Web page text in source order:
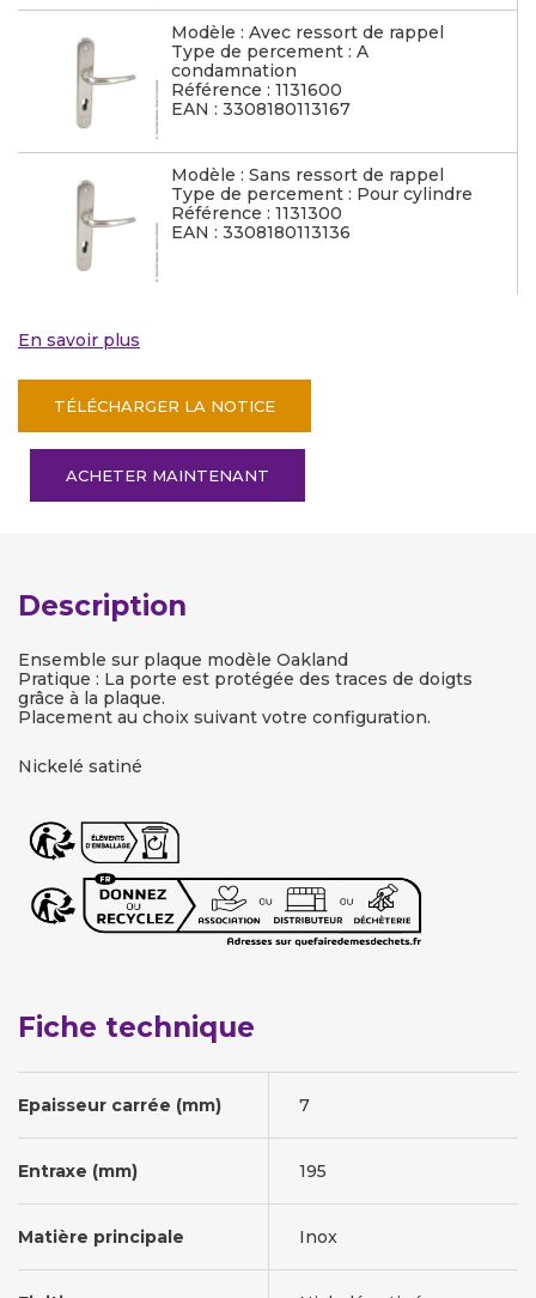
Modèle : Avec ressort de rappel
Type de percement : A
condamnation
Référence : 1131600
EAN : 3308180113167
Modèle : Sans ressort de rappel
Type de percement : Pour cylindre
Référence : 1131300
EAN : 3308180113136
En savoir plus
TÉLÉCHARGER LA NOTICE
ACHETER MAINTENANT
Description
Ensemble sur plaque modèle Oakland
Pratique : La porte est protégée des traces de doigts
grâce à la plaque.
Placement au choix suivant votre configuration.
Nickelé satiné
Fiche technique
Epaisseur carrée (mm) 7
Entraxe (mm) 195
Matière principale Inox